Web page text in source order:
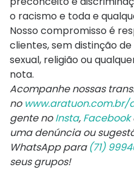
o racismo e toda e
Nosso compromisso é
clientes, sem distinção
sexual, religião ou
nota.
Acompanhe nossas
no www.aratuon.com.br/
gentenoInsta, Facebook
uma denúncia ou
WhatsApp para (71)
seus grupos!